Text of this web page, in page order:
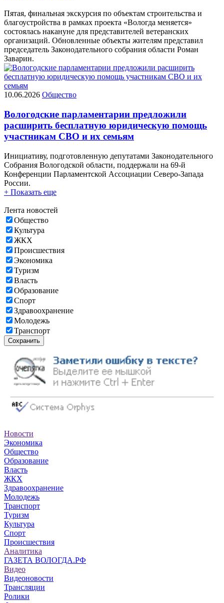
Пятая, финальная экскурсия по объектам строительства и
благоустройства в рамках проекта «Вологда меняется»
состоялась накануне для представителей ветеранских
организаций. Обновленные объекты жителям представил
председатель Законодательного собрания области Роман
Заварин.
10.06.2026 Общество
Вологодские парламентарии предложили
расширить бесплатную юридическую помощь
участникам СВО и их семьям
Инициативу, подготовленную депутатами Законодательного
Собрания Вологодской области, поддержали на 69-й
Конференции Парламентской Ассоциации Северо-Запада
России.
+ Показать еще
Лента новостей
Общество
Культура
ЖКХ
Происшествия
Экономика
Туризм
Власть
Образование
Спорт
Здравоохранение
Молодежь
Транспорт
Сохранить
Новости
Экономика
Общество
Образование
Власть
ЖКХ
Здравоохранение
Молодежь
Транспорт
Туризм
Культура
Спорт
Происшествия
Аналитика
ГАЗЕТА ВОЛОГДА.РФ
Видео
Видеоновости
Трансляции
Ролики